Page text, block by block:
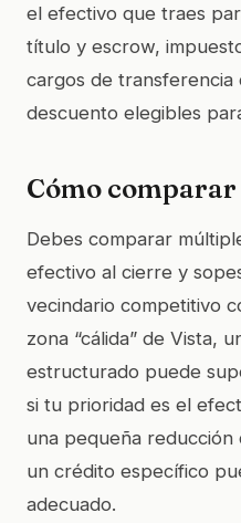
el efectivo que traes
título y escrow,
cargos de transferencia
descuento elegibles
Cómo
Debes comparar
efectivo al cierre y
vecindario competitivo
zona “cálida” de Vista,
estructurado puede
si tu prioridad es el
una pequeña
un crédito específico
adecuado.